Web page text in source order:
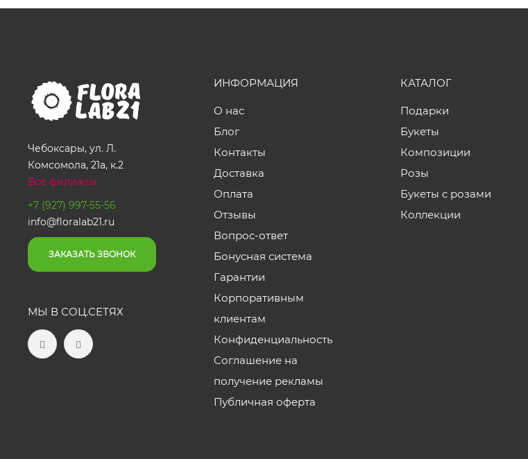
Чебоксары, ул. Л.
Комсомола, 21а, к.2
Все филиалы
+7 (927) 997-55-56
info@floralab21.ru
ЗАКАЗАТЬ ЗВОНОК
МЫ В СОЦ.СЕТЯХ
ИНФОРМАЦИЯ
О нас
Блог
Контакты
Доставка
Оплата
Отзывы
Вопрос-ответ
Бонусная система
Гарантии
Корпоративным
клиентам
Конфиденциальность
Соглашение на
получение рекламы
Публичная оферта
КАТАЛОГ
Подарки
Букеты
Композиции
Розы
Букеты с розами
Коллекции